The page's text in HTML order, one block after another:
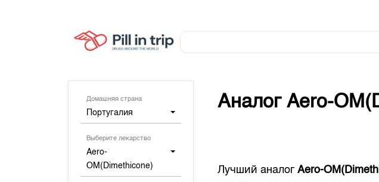
Домашняя страна
Португалия
Выберите лекарство
Aero-
OM(Dimethicone)
АналогAero-
Лучший аналогAero-